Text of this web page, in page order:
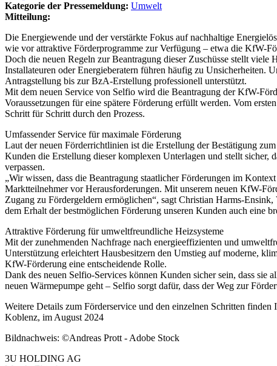
Kategorie der Pressemeldung: Umwelt
Mitteilung:
Die Energiewende und der verstärkte Fokus auf nachhaltige
wie vor attraktive Förderprogramme zur Verfügung – etwa die KfW-
Doch die neuen Regeln zur Beantragung dieser Zuschüsse stellt
Installateuren oder Energieberatern führen häufig zu Unsicherheiten.
Antragstellung bis zur BzA-Erstellung professionell unterstützt.
Mit dem neuen Service von Selfio wird die Beantragung der KfW-
Voraussetzungen für eine spätere Förderung erfüllt werden. Vom
Schritt für Schritt durch den Prozess.
Umfassender Service für maximale Förderung
Laut der neuen Förderrichtlinien ist die Erstellung der Bestätigung
Kunden die Erstellung dieser komplexen Unterlagen und stellt sicher,
verpassen.
„Wir wissen, dass die Beantragung staatlicher Förderungen im
Marktteilnehmer vor Herausforderungen. Mit unserem neuen KfW-
Zugang zu Fördergeldern ermöglichen“, sagt Christian Harms-
dem Erhalt der bestmöglichen Förderung unseren Kunden auch eine
Attraktive Förderung für umweltfreundliche Heizsysteme
Mit der zunehmenden Nachfrage nach energieeffizienten und
Unterstützung erleichtert Hausbesitzern den Umstieg auf moderne,
KfW-Förderung eine entscheidende Rolle.
Dank des neuen Selfio-Services können Kunden sicher sein, dass sie
neuen Wärmepumpe geht – Selfio sorgt dafür, dass der Weg zur
Weitere Details zum Förderservice und den einzelnen Schritten finden
Koblenz, im August 2024
Bildnachweis: ©Andreas Prott - Adobe Stock
3U HOLDING AG